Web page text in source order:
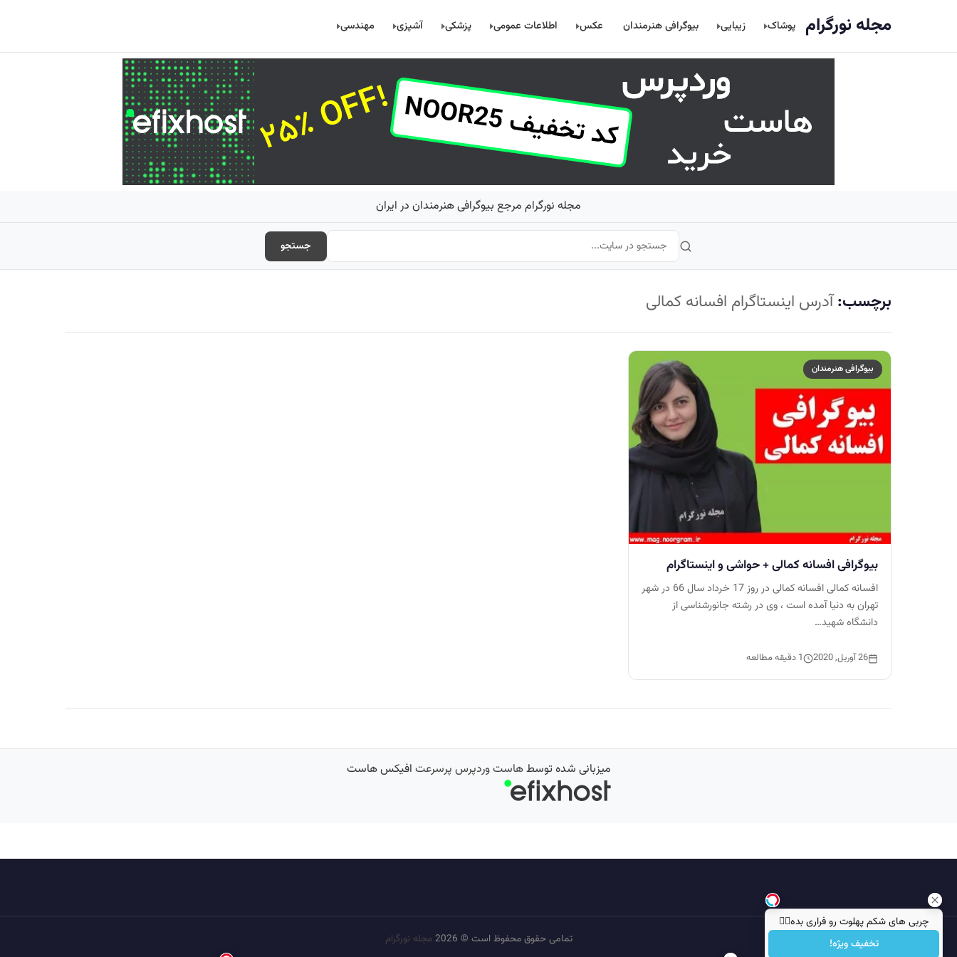
چربی های شکم پهلوت رو فراری بده👌🏻
تخفیف ویژه!
مجله نورگرام پوشاک زیبایی بیوگرافی هنرمندان عکس اطلاعات عمومی پزشکی آشپزی مهندسی
مجله نورگرام مرجع بیوگرافی هنرمندان در ایران
جستجو
برچسب:آدرس اینستاگرام افسانه کمالی
بیوگرافی هنرمندان
بیوگرافی افسانه کمالی + حواشی و اینستاگرام
افسانه کمالی افسانه کمالی در روز 17 خرداد سال 66 در شهر
تهران به دنیا آمده است ، وی در رشته جانورشناسی از
دانشگاه شهید…
26 آوریل, 2020 1 دقیقه مطالعه
میزبانی شده توسطهاست وردپرس پرسرعت افیکس هاست
تمامی حقوق محفوظ است © 2026 مجله نورگرام